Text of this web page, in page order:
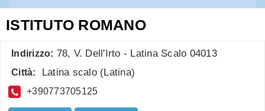
ISTITUTO ROMANO
Indirizzo: 78, V. Dell'Irto - Latina Scalo 04013
Città: Latina scalo (Latina)
+390773705125